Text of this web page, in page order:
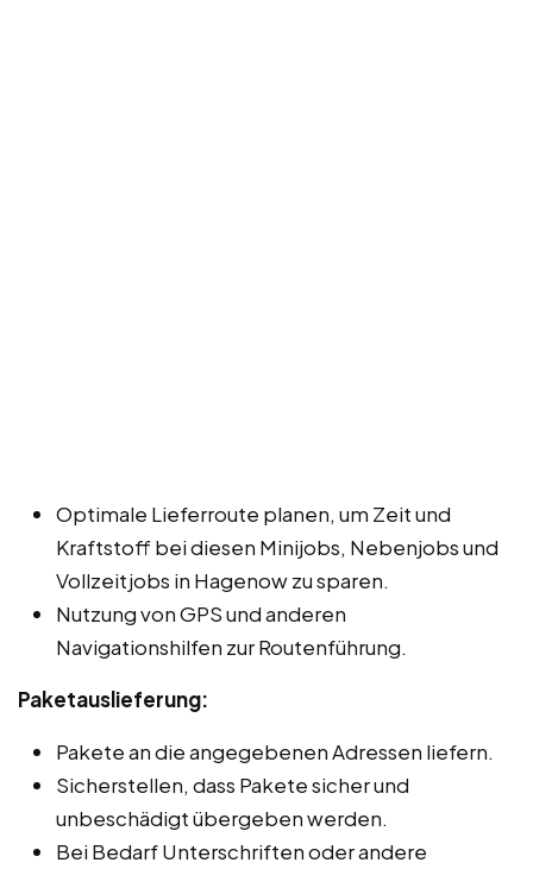
Optimale Lieferroute planen, um Zeit und
Kraftstoff bei diesen Minijobs, Nebenjobs und
Vollzeitjobs in Hagenow zu sparen.
Nutzung von GPS und anderen
Navigationshilfen zur Routenführung.
Paketauslieferung:
Pakete an die angegebenen Adressen liefern.
Sicherstellen, dass Pakete sicher und
unbeschädigt übergeben werden.
Bei Bedarf Unterschriften oder andere